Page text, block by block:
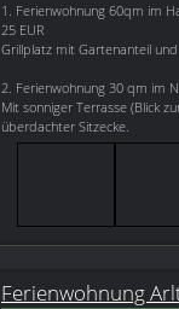
1. Ferienwohnung 60qm im
25 EUR
Grillplatz mit Gartenanteil
2. Ferienwohnung 30 qm im
Mit sonniger Terrasse (Blick
überdachter Sitzecke.
Ferienwohnung